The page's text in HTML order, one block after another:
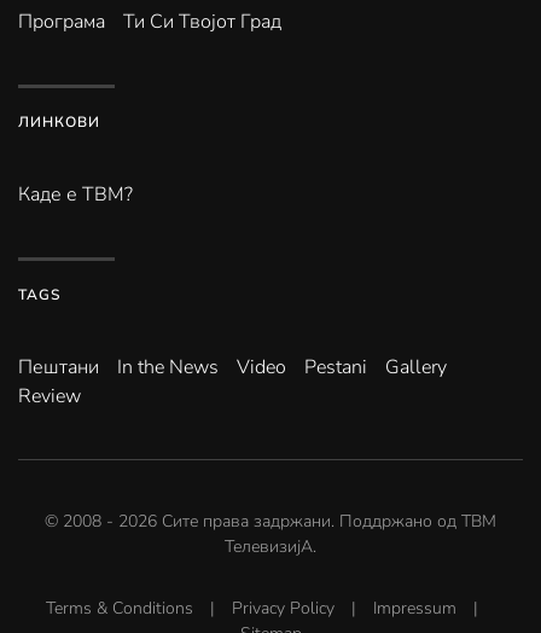
Програма Ти Си Твојот Град
ЛИНКОВИ
Каде е ТВМ?
TAGS
Пештани In the News Video Pestani
Gallery
Review
© 2008 - 2026 Сите права задржани. Поддржано од ТВМ
ТелевизијА.
Terms & Conditions | Privacy Policy | Impressum |